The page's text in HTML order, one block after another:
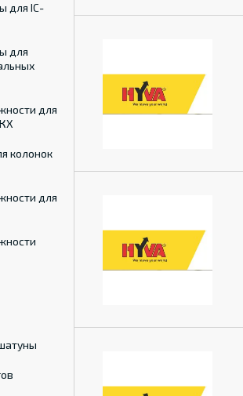
для IC-
для
для
колонок
для